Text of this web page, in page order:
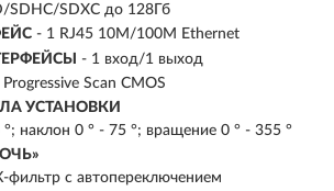
SDHC/SDXC до 128Гб
- 1 RJ45 10M/100M Ethernet
- 1 вход/1 выход
Progressive Scan CMOS
УСТАНОВКИ
наклон 0 ° - 75 °; вращение 0 ° - 355 °
с автопереключением